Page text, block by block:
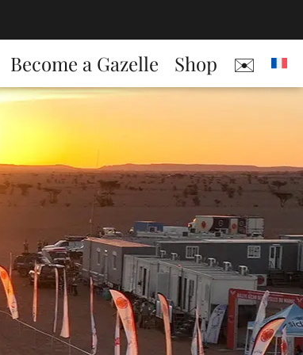
Become a Gazelle Shop ✉️